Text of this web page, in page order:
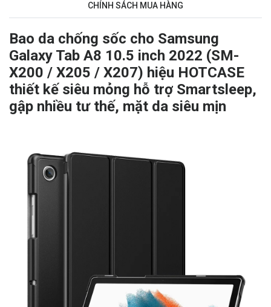
CHÍNH SÁCH MUA HÀNG
Bao da chống sốc cho Samsung
Galaxy Tab A8 10.5 inch 2022 (SM-
X200 / X205 / X207) hiệu HOTCASE
thiết kế siêu mỏng hỗ trợ Smartsleep,
gập nhiều tư thế, mặt da siêu mịn